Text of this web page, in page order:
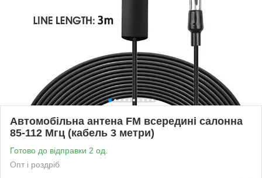
Автомобільна антена FM всередині салонна
85-112 Мгц (кабель 3 метри)
Готово до відправки 2 од.
Опт і роздріб